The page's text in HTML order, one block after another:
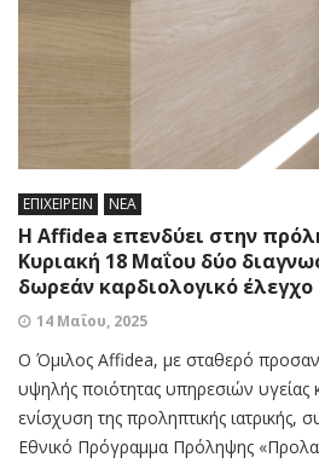
ΕΠΙΧΕΙΡΕΙΝ ΝΕΑ
Η Affidea επενδύει στην
Κυριακή 18 Μαΐου δύο
δωρεάν καρδιολογικό έλεγχο
14 Μαΐου, 2025
Ο Όμιλος Affidea, με σταθερό
υψηλής ποιότητας υπηρεσιών υγείας
ενίσχυση της προληπτικής ιατρικής,
Εθνικό Πρόγραμμα Πρόληψης